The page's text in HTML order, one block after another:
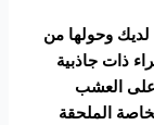
وحولها من
ذات جاذبية
على العشب
الملحقة